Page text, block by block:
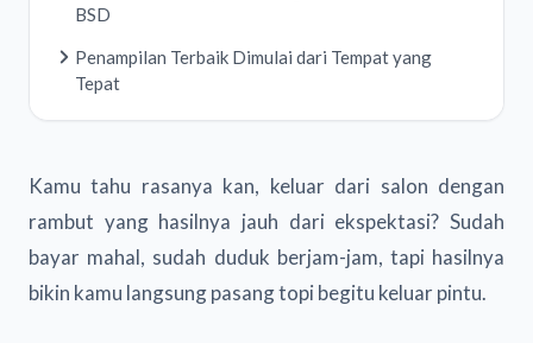
BSD
Penampilan Terbaik Dimulai dari Tempat yang
Tepat
Kamu tahu rasanya kan, keluar dari salon dengan
rambut yang hasilnya jauh dari ekspektasi? Sudah
bayar mahal, sudah duduk berjam-jam, tapi hasilnya
bikin kamu langsung pasang topi begitu keluar pintu.